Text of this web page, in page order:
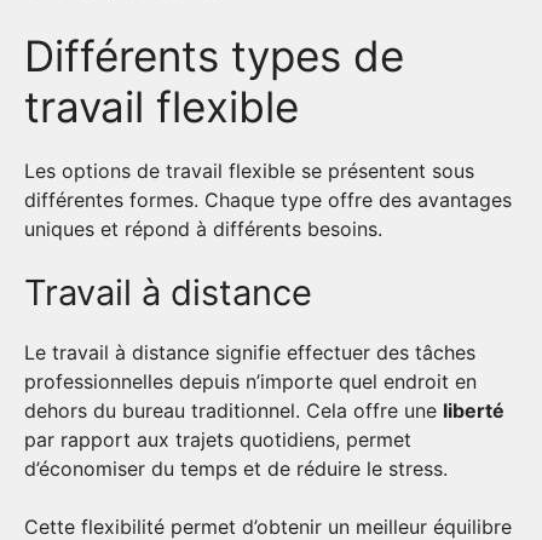
Différents types de
travail flexible
Les options de travail flexible se présentent sous
différentes formes. Chaque type offre des avantages
uniques et répond à différents besoins.
Travail à distance
Le travail à distance signifie effectuer des tâches
professionnelles depuis n’importe quel endroit en
dehors du bureau traditionnel. Cela offre une liberté
par rapport aux trajets quotidiens, permet
d’économiser du temps et de réduire le stress.
Cette flexibilité permet d’obtenir un meilleur équilibre